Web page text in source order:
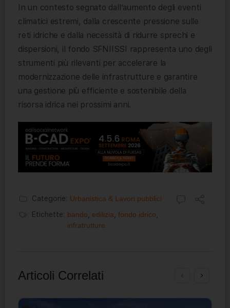
In un contesto segnato dall’aumento degli eventi
climatici estremi, dalla crescente pressione sulle
reti idriche e dalla necessità di ridurre sprechi e
dispersioni, il fondo SFNIISSI rappresenta uno degli
strumenti più rilevanti per accelerare la
modernizzazione delle infrastrutture e garantire
una gestione più efficiente e sostenibile della
risorsa idrica nei prossimi anni.
Categorie: Urbanistica & Lavori pubblici
Etichette: bando edilizia fondo idrico
infratrutture
Articoli Correlati